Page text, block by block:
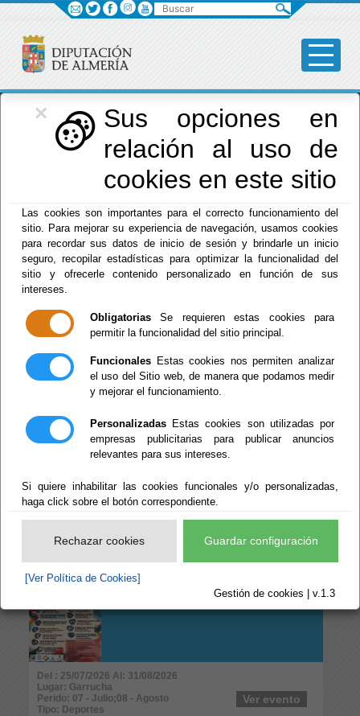
×
Sus opciones en
relación al uso de
cookies en este sitio
Las cookies son importantes para el correcto funcionamiento del
sitio. Para mejorar su experiencia de navegación, usamos cookies
para recordar sus datos de inicio de sesión y brindarle un inicio
seguro, recopilar estadísticas para optimizar la funcionalidad del
sitio y ofrecerle contenido personalizado en función de sus
intereses.
Obligatorias Se requieren estas cookies para
permitir la funcionalidad del sitio principal.
Funcionales Estas cookies nos permiten analizar
el uso del Sitio web, de manera que podamos medir
y mejorar el funcionamiento.
Personalizadas Estas cookies son utilizadas por
empresas publicitarias para publicar anuncios
relevantes para sus intereses.
Si quiere inhabilitar las cookies funcionales y/o personalizadas,
haga click sobre el botón correspondiente.
Rechazar cookies Guardar configuración
[Ver Política de Cookies]
Gestión de cookies | v.1.3
Diputación
Menú Diputación
Escuchar
FESTIVAL DE
JUEGOS
ACUÁTICOS.
Del : 10/08/2026 Al: 16/08/2026
Perido: 08 - Agosto
Tipo: Infantil y Juvenil
Ver evento
XXXIII EDICIÓN DÍA
DE LA BICICLETA.
Del : 28/07/2026 Al: 16/08/2026
Lugar: Almócita
Tipo: Deportes
29º MARATÓN
DEPORTIVO
Del : 25/07/2026 Al: 31/08/2026
Lugar: Garrucha
Perido: 07 - Julio;08 - Agosto
Tipo: Deportes
Ver evento
Buscar